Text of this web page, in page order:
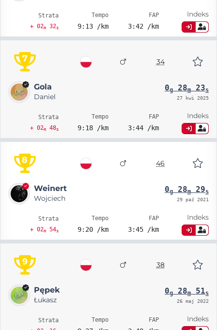
Strata
+ 02m32s
Tempo
9:13 /km
FAP
3:42 /km
Indeks
7 34
Gola
Daniel
0g28m23s
27 kwi 2025
Strata
+ 02m48s
Tempo
9:18 /km
FAP
3:44 /km
Indeks
8 46
Weinert
Wojciech
0g28m29s
29 paź 2021
Strata
+ 02m54s
Tempo
9:20 /km
FAP
3:45 /km
Indeks
9 38
Pępek
Łukasz
0g28m51s
26 maj 2022
Strata
Tempo FAP Indeks